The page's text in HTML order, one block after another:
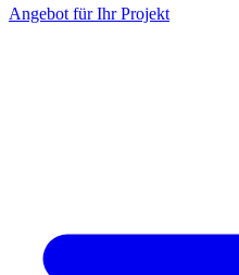
Angebot für Ihr Projekt